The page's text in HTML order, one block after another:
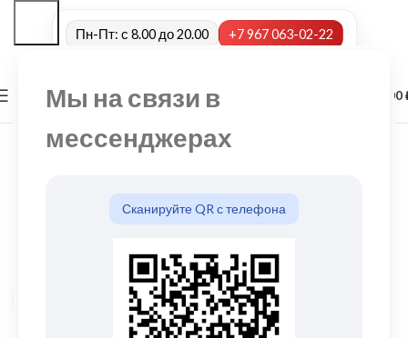
Мы на связи в
мессенджерах
Сканируйте QR с телефона
Пн-Пт: с 8.00 до 20.00 +7 967 063-02-22
МЕНЮ 0,00
Нажмите, чтобы увеличить